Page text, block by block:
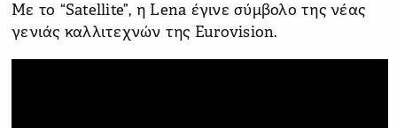
Με το “Satellite”, η Lena έγινε σύμβολο της νέας
γενιάς καλλιτεχνών της Eurovision.